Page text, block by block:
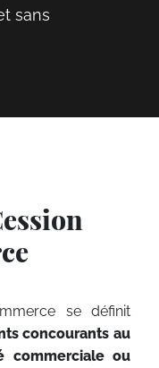
sans
se définit
concourants au
commerciale ou